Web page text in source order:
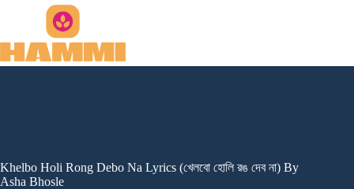
Khelbo Holi Rong Debo Na Lyrics (খেলবো হোলি রঙ দেব না) By
Asha Bhosle